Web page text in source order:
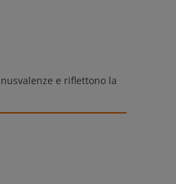
e riflettono la